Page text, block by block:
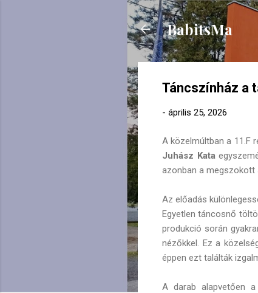
BabitsMa
Táncszínház a
- április 25, 2026
A közelmúltban a 11.F
Juhász Kata
azonban a megszokott
Az előadás
Egyetlen táncosnő
produkció során
nézőkkel. Ez a
éppen ezt találták
A darab alapvetően